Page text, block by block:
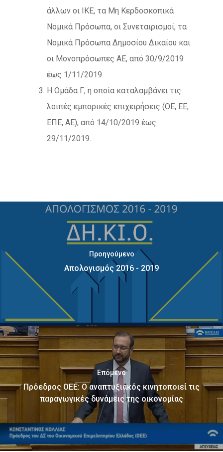
άλλων οι ΙΚΕ, τα Μη Κερδοσκοπικά
Νομικά Πρόσωπα, οι Συνεταιρισμοί, τα
Νομικά Πρόσωπα Δημοσίου Δικαίου και
οι Μονοπρόσωπες ΑΕ, από 30/9/2019
έως 1/11/2019.
Η Ομάδα Γ, η οποία καταλαμβάνει τις
λοιπές εμπορικές επιχειρήσεις (ΟΕ, ΕΕ,
ΕΠΕ, ΑΕ), από 14/10/2019 έως
29/11/2019.
Προηγούμενο
Απολογισμός 2016 - 2019
Επόμενο
Πρόεδρος ΟΕΕ: Ο αναπτυξιακός κινητοποιεί τις
παραγωγικές δυνάμεις της οικονομίας